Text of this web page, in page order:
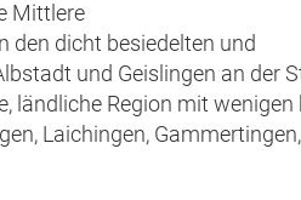
Mittlere
den dicht besiedelten und
und Geislingen an der
ländliche Region mit wenigen
Laichingen, Gammertingen,